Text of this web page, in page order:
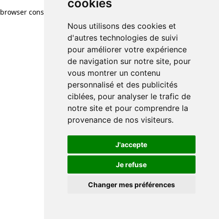
cookies
Nous utilisons des cookies et
d'autres technologies de suivi
pour améliorer votre expérience
de navigation sur notre site, pour
vous montrer un contenu
personnalisé et des publicités
ciblées, pour analyser le trafic de
notre site et pour comprendre la
provenance de nos visiteurs.
J'accepte
Je refuse
Changer mes préférences
browser console for more information)